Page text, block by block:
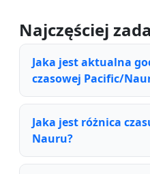
Najczęściej
Jaka jest aktualna
czasowej Pacific/
Jaka jest różnica
Nauru?